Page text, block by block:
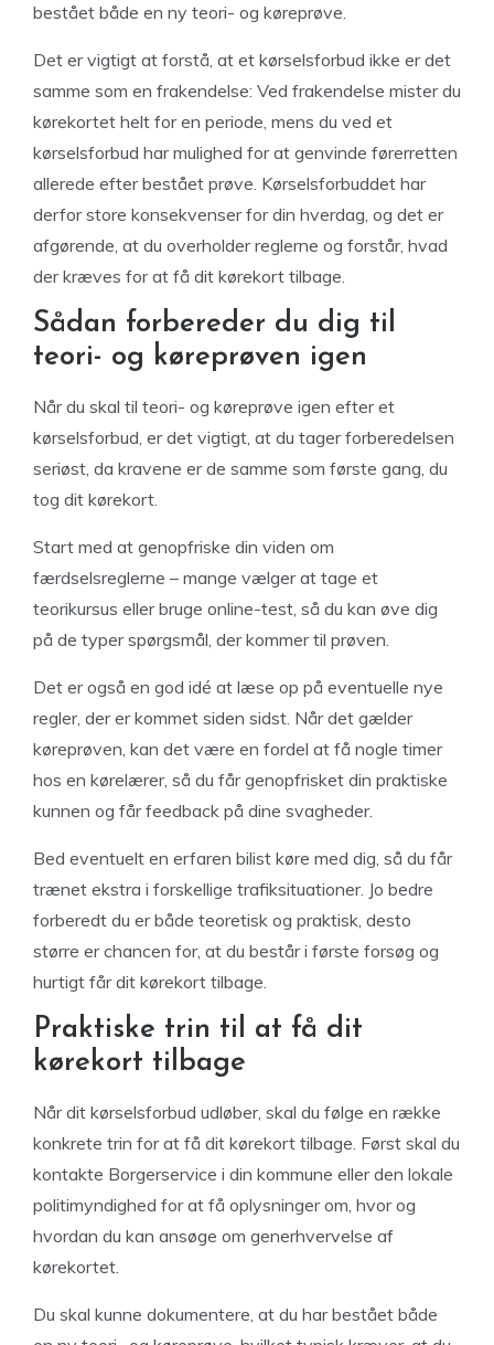
bestået både en ny teori- og køreprøve.
Det er vigtigt at forstå, at et kørselsforbud ikke er det
samme som en frakendelse: Ved frakendelse mister du
kørekortet helt for en periode, mens du ved et
kørselsforbud har mulighed for at genvinde førerretten
allerede efter bestået prøve. Kørselsforbuddet har
derfor store konsekvenser for din hverdag, og det er
afgørende, at du overholder reglerne og forstår, hvad
der kræves for at få dit kørekort tilbage.
Sådan forbereder du dig til
teori- og køreprøven igen
Når du skal til teori- og køreprøve igen efter et
kørselsforbud, er det vigtigt, at du tager forberedelsen
seriøst, da kravene er de samme som første gang, du
tog dit kørekort.
Start med at genopfriske din viden om
færdselsreglerne – mange vælger at tage et
teorikursus eller bruge online-test, så du kan øve dig
på de typer spørgsmål, der kommer til prøven.
Det er også en god idé at læse op på eventuelle nye
regler, der er kommet siden sidst. Når det gælder
køreprøven, kan det være en fordel at få nogle timer
hos en kørelærer, så du får genopfrisket din praktiske
kunnen og får feedback på dine svagheder.
Bed eventuelt en erfaren bilist køre med dig, så du får
trænet ekstra i forskellige trafiksituationer. Jo bedre
forberedt du er både teoretisk og praktisk, desto
større er chancen for, at du består i første forsøg og
hurtigt får dit kørekort tilbage.
Praktiske trin til at få dit
kørekort tilbage
Når dit kørselsforbud udløber, skal du følge en række
konkrete trin for at få dit kørekort tilbage. Først skal du
kontakte Borgerservice i din kommune eller den lokale
politimyndighed for at få oplysninger om, hvor og
hvordan du kan ansøge om generhvervelse af
kørekortet.
Du skal kunne dokumentere, at du har bestået både